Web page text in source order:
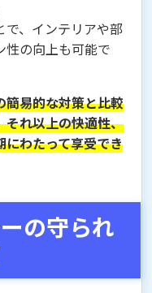
で、インテリアや部
性の向上も可能で
簡易的な対策と比較
それ以上の快適性、
わたって享受でき
の守られ